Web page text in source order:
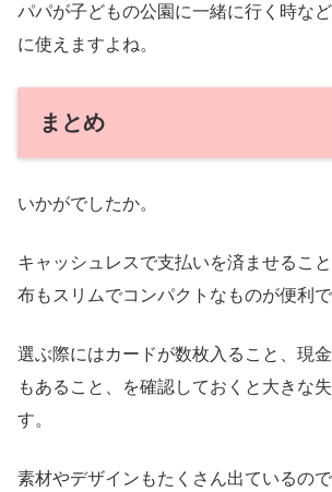
パパが子どもの公園に一緒に行く時な
に使えますよね。
まとめ
いかがでしたか。
キャッシュレスで支払いを済ませるこ
布もスリムでコンパクトなものが便利で
選ぶ際にはカードが数枚入ること、現
もあること、を確認しておくと大きな
す。
素材やデザインもたくさん出ているの